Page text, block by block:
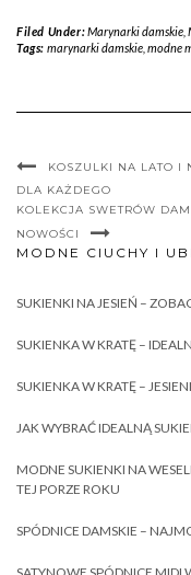
Filed Under:Marynarki damskie,
Tags: marynarki damskie, modne
KOSZULKI NA LATO I
DLA KAŻDEGO
KOLEKCJA SWETRÓW
NOWOŚCI
MODNE CIUCHY I
SUKIENKI NA JESIEŃ –
SUKIENKA W KRATĘ –
SUKIENKA W KRATĘ –
JAK WYBRAĆ IDEALNĄ
MODNE SUKIENKI NA
TEJ PORZE ROKU
SPÓDNICE DAMSKIE –